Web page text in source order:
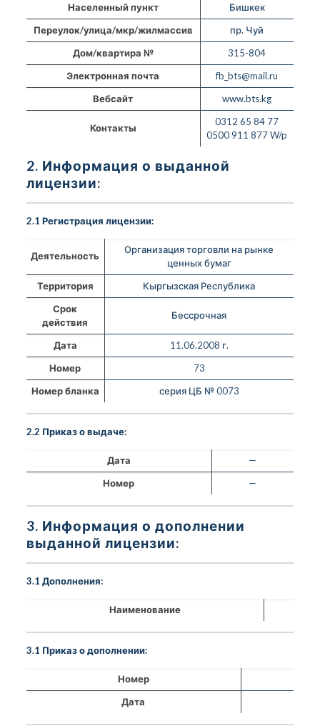
Населенный пункт
Бишкек
Переулок/улица/мкр/жилмассив
пр. Чуй
Дом/квартира №
315-804
Электронная почта
fb_bts@mail.ru
Вебсайт
www.bts.kg
Контакты
0312 65 84 77
0500 911 877 W/p
2. Информация о выданной
лицензии:
2.1 Регистрация лицензии:
Деятельность
Организация торговли на рынке
ценных бумаг
Территория
Кыргызская Республика
Срок
действия
Бессрочная
Дата
11.06.2008 г.
Номер
73
Номер бланка
серия ЦБ № 0073
2.2 Приказ о выдаче:
Дата
—
Номер
—
3. Информация о дополнении
выданной лицензии:
3.1 Дополнения:
Наименование
3.1 Приказ о дополнении:
Номер
Дата